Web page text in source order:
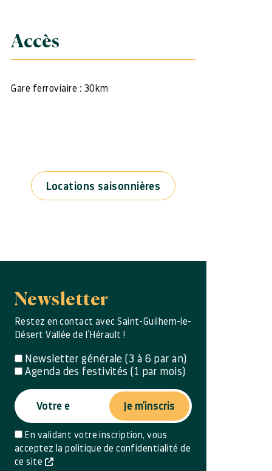
Accès
Gare ferroviaire : 30km
Locations saisonnières
Newsletter
Restez en contact avec Saint-Guilhem-le-
Désert Vallée de l’Hérault !
Newsletter générale (3 à 6 par an)
Agenda des festivités (1 par mois)
En validant votre inscription, vous
acceptez la politique de confidentialité de
ce site
Je m'inscris